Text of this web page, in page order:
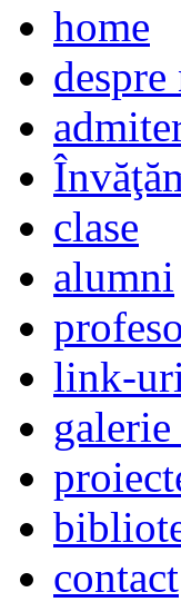
home
despre
clase
alumni
link-
contact